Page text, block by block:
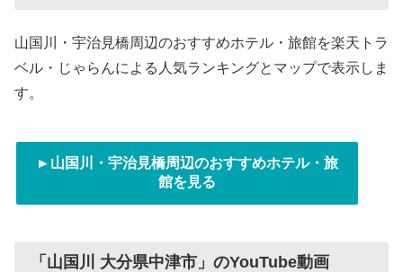
山国川・宇治見橋周辺のおすすめホテル・旅館を楽天トラ
ベル・じゃらんによる人気ランキングとマップで表示しま
す。
►山国川・宇治見橋周辺のおすすめホテル・旅
館を見る
「山国川 大分県中津市」のYouTube動画